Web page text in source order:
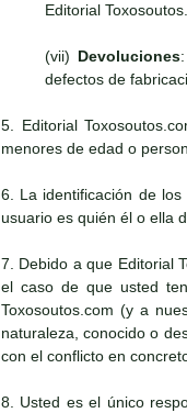
Editorial
(vii) Devoluciones
defectos de
5. Editorial
menores de edad o
6. La identificación de
usuario es quién él o ella
7. Debido a que Editorial
el caso de que usted
Toxosoutos.com (y a
naturaleza, conocido o
con el conflicto en
8. Usted es el único